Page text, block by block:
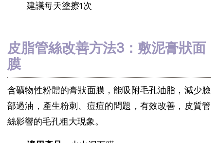
建議每天塗擦1次
皮脂管絲改善方法3：敷泥膏狀面
膜
含礦物性粉體的膏狀面膜，能吸附毛孔油脂，減少臉
部過油，產生粉刺、痘痘的問題，有效改善，皮質管
絲影響的毛孔粗大現象。